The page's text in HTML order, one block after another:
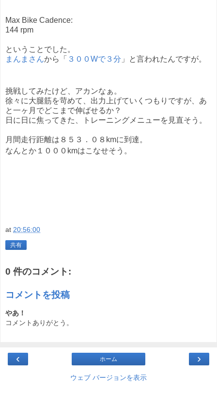
Max Bike Cadence:
144 rpm
ということでした。
まんまさんから「 ３００Wで３分 」と言われたんですが。
挑戦してみたけど、アカンなぁ。
徐々に大腿筋を苛めて、出力上げていくつもりですが、あ
と一ヶ月でどこまで伸ばせるか？
日に日に焦ってきた、トレーニングメニューを見直そう。
月間走行距離は８５３．０８kmに到達。
なんとか１０００kmはこなせそう。
at 20:56:00
共有
0 件のコメント:
コメントを投稿
やあ！
コメントありがとう。
‹ ›
ホーム
ウェブ バージョンを表示